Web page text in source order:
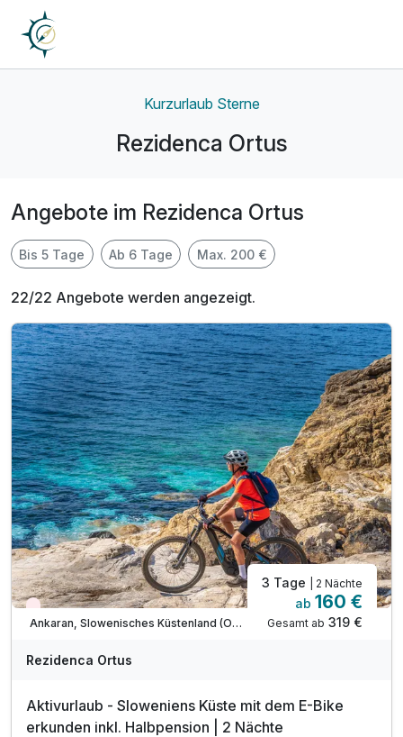
Kurzurlaub Sterne
Rezidenca Ortus
Angebote im Rezidenca Ortus
Bis 5 Tage Ab 6 Tage Max. 200 €
22/22 Angebote werden angezeigt.
Wieder frei ab September
Ankaran, Slowenisches Küstenland (Obalno-kraska)
3 Tage | 2 Nächte
ab 160 €
Gesamt ab 319 €
Rezidenca Ortus
Aktivurlaub - Sloweniens Küste mit dem E-Bike
erkunden inkl. Halbpension | 2 Nächte